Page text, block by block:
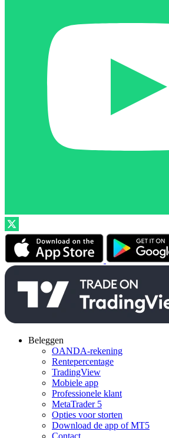
Beleggen
OANDA-rekening
Rentepercentage
TradingView
Mobiele app
Professionele klant
MetaTrader 5
Opties voor storten
Download de app of MT5
Contact